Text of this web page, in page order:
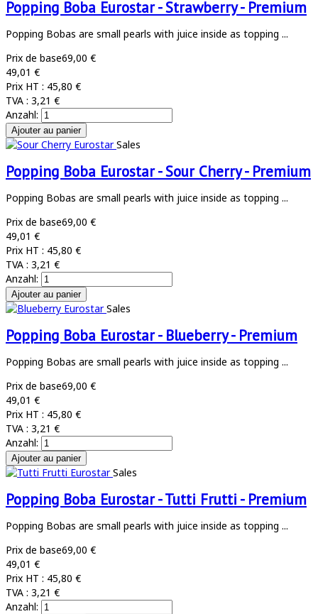
Popping Boba Eurostar - Strawberry - Premium
Popping Bobas are small pearls with juice inside as topping ...
Prix de base69,00 €
49,01 €
Prix HT : 45,80 €
TVA : 3,21 €
Anzahl:
Sales
Popping Boba Eurostar - Sour Cherry - Premium
Popping Bobas are small pearls with juice inside as topping ...
Prix de base69,00 €
49,01 €
Prix HT : 45,80 €
TVA : 3,21 €
Anzahl:
Sales
Popping Boba Eurostar - Blueberry - Premium
Popping Bobas are small pearls with juice inside as topping ...
Prix de base69,00 €
49,01 €
Prix HT : 45,80 €
TVA : 3,21 €
Anzahl:
Sales
Popping Boba Eurostar - Tutti Frutti - Premium
Popping Bobas are small pearls with juice inside as topping ...
Prix de base69,00 €
49,01 €
Prix HT : 45,80 €
TVA : 3,21 €
Anzahl: